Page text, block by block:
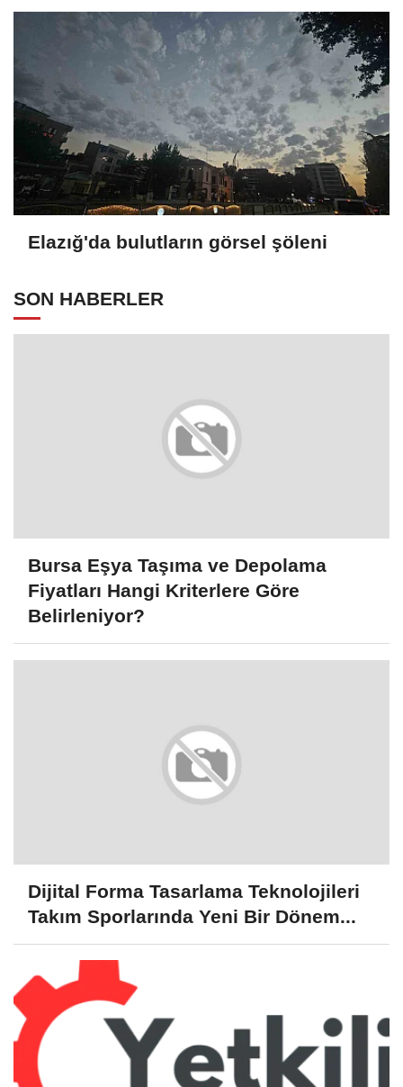
Elazığ'da bulutların görsel şöleni
SON HABERLER
Bursa Eşya Taşıma ve Depolama
Fiyatları Hangi Kriterlere Göre
Belirleniyor?
Dijital Forma Tasarlama Teknolojileri
Takım Sporlarında Yeni Bir Dönem...